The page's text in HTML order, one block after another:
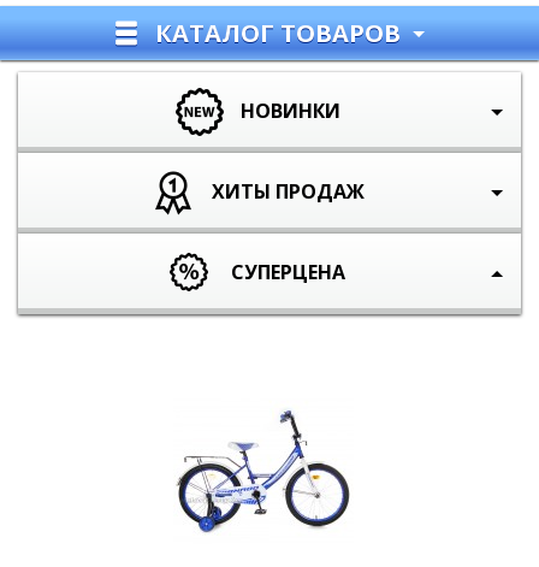
КАТАЛОГ ТОВАРОВ
НОВИНКИ
ХИТЫ ПРОДАЖ
СУПЕРЦЕНА